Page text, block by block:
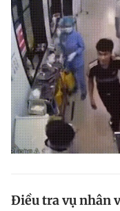
Điều tra vụ nhân